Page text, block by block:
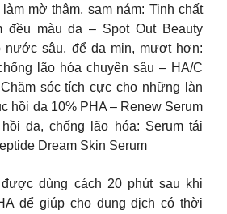
mờ thâm, sạm nám: Tinh chất
đều màu da – Spot Out Beauty
nước sâu, để da mịn, mượt hơn:
lão hóa chuyên sâu – HA/C
Chăm sóc tích cực cho những làn
hồi da 10% PHA – Renew Serum
da, chống lão hóa: Serum tái
Dream Skin Serum
dùng cách 20 phút sau khi
để giúp cho dung dịch có thời